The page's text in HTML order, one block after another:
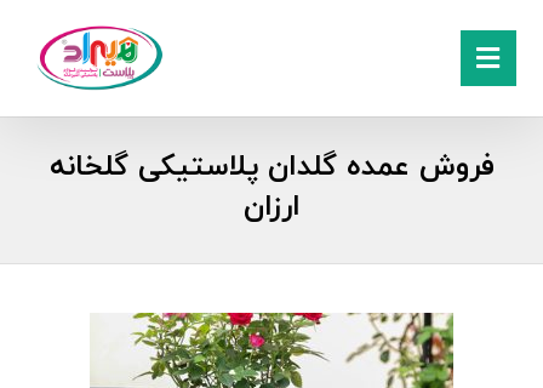
فروش‌ عمده گلدان پلاستیکی گلخانه
ارزان